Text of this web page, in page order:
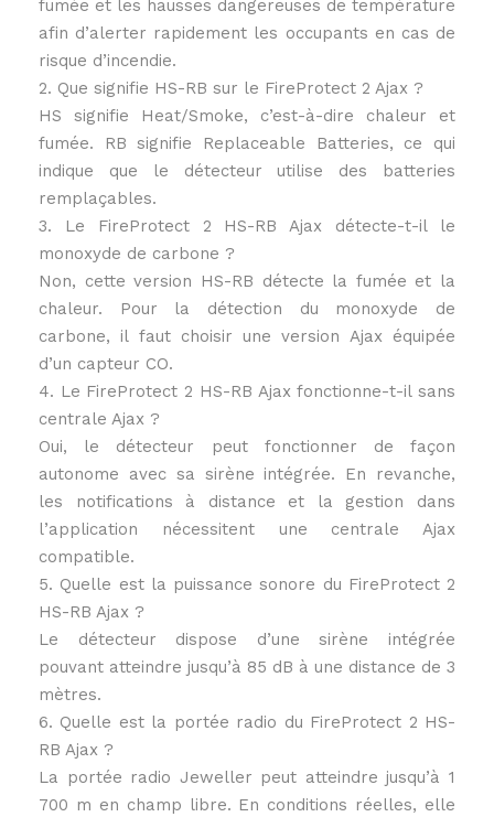
fumée et les hausses dangereuses de température
afin d’alerter rapidement les occupants en cas de
risque d’incendie.
2. Que signifie HS-RB sur le FireProtect 2 Ajax ?
HS signifie Heat/Smoke, c’est-à-dire chaleur et
fumée. RB signifie Replaceable Batteries, ce qui
indique que le détecteur utilise des batteries
remplaçables.
3. Le FireProtect 2 HS-RB Ajax détecte-t-il le
monoxyde de carbone ?
Non, cette version HS-RB détecte la fumée et la
chaleur. Pour la détection du monoxyde de
carbone, il faut choisir une version Ajax équipée
d’un capteur CO.
4. Le FireProtect 2 HS-RB Ajax fonctionne-t-il sans
centrale Ajax ?
Oui, le détecteur peut fonctionner de façon
autonome avec sa sirène intégrée. En revanche,
les notifications à distance et la gestion dans
l’application nécessitent une centrale Ajax
compatible.
5. Quelle est la puissance sonore du FireProtect 2
HS-RB Ajax ?
Le détecteur dispose d’une sirène intégrée
pouvant atteindre jusqu’à 85 dB à une distance de 3
mètres.
6. Quelle est la portée radio du FireProtect 2 HS-
RB Ajax ?
La portée radio Jeweller peut atteindre jusqu’à 1
700 m en champ libre. En conditions réelles, elle